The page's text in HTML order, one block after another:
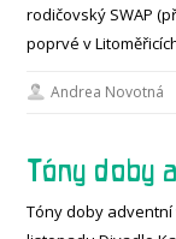
rodičovský SWAP
poprvé v
Andrea Novotná
Tóny doby
Tóny doby